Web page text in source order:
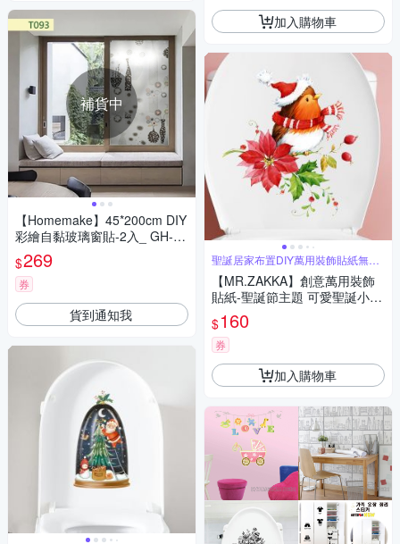
補貨中
【Homemake】45*200cm DIY
彩繪自黏玻璃窗貼-2入_ GH-T0
93 (防曬/遮陽/玻璃貼/保護隱
私/美化佈置)
$269
券
貨到通知我
加入購物車
聖誕居家布置DIY萬用裝飾貼紙無痕
牆貼
【MR.ZAKKA】創意萬用裝飾
貼紙-聖誕節主題 可愛聖誕小鳥
居家節慶布置 DIY可移式壁貼
無痕壁貼 牆貼
$160
券
加入購物車